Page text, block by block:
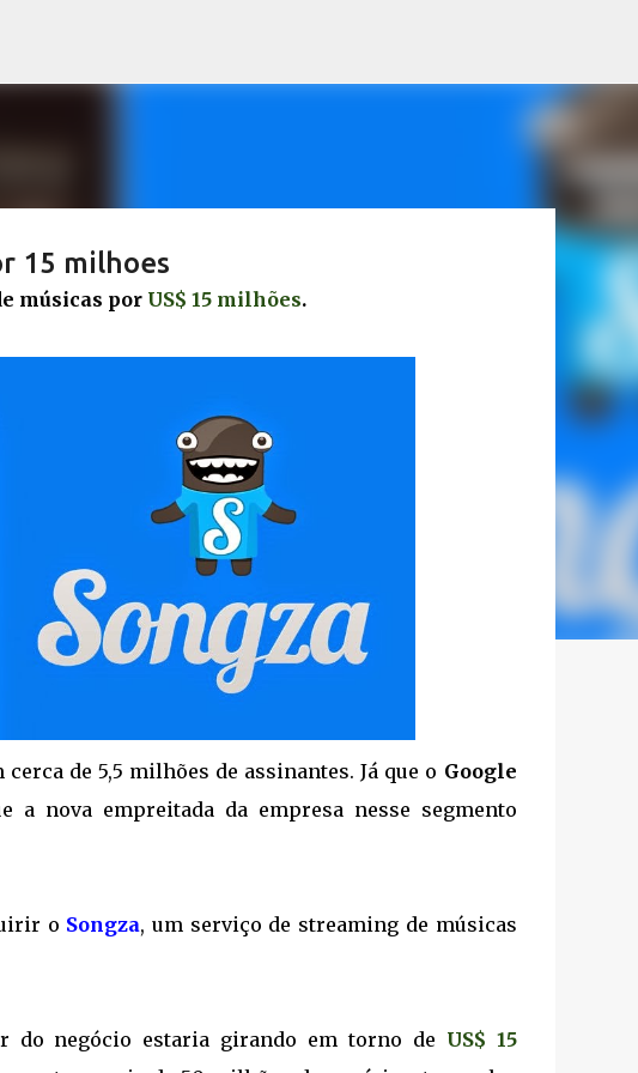
15 milhoes
músicas por US$ 15 milhões.
de 5,5 milhões de assinantes. Já que o Google
a nova empreitada da empresa nesse segmento
o Songza, um serviço de streaming de músicas
do negócio estaria girando em torno de US$ 15